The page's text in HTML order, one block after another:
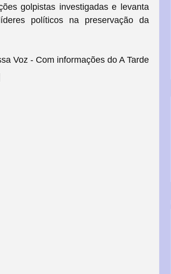
golpistas investigadas e levanta
políticos na preservação da
Voz - Com informações do A Tarde